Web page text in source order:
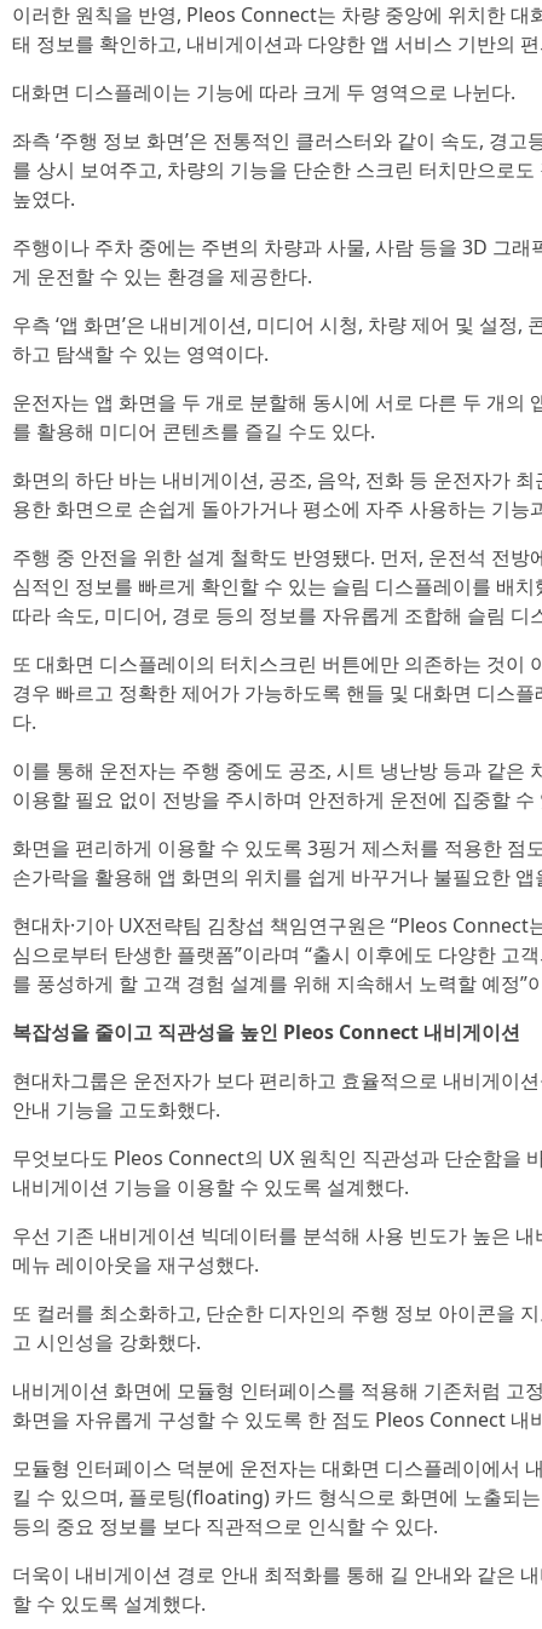
이러한 원칙을 반영, Pleos Connect는 차량 중앙에 위치한 대
태 정보를 확인하고, 내비게이션과 다양한 앱 서비스 기반의
대화면 디스플레이는 기능에 따라 크게 두 영역으로 나뉜다.
좌측 ‘주행 정보 화면’은 전통적인 클러스터와 같이 속도, 경고
를 상시 보여주고, 차량의 기능을 단순한 스크린 터치만으로
높였다.
주행이나 주차 중에는 주변의 차량과 사물, 사람 등을 3D 그
게 운전할 수 있는 환경을 제공한다.
우측 ‘앱 화면’은 내비게이션, 미디어 시청, 차량 제어 및 설정,
하고 탐색할 수 있는 영역이다.
운전자는 앱 화면을 두 개로 분할해 동시에 서로 다른 두 개의
를 활용해 미디어 콘텐츠를 즐길 수도 있다.
화면의 하단 바는 내비게이션, 공조, 음악, 전화 등 운전자가
용한 화면으로 손쉽게 돌아가거나 평소에 자주 사용하는 기능
주행 중 안전을 위한 설계 철학도 반영됐다. 먼저, 운전석 전
심적인 정보를 빠르게 확인할 수 있는 슬림 디스플레이를 배
따라 속도, 미디어, 경로 등의 정보를 자유롭게 조합해 슬림 디
또 대화면 디스플레이의 터치스크린 버튼에만 의존하는 것이
경우 빠르고 정확한 제어가 가능하도록 핸들 및 대화면 디스
다.
이를 통해 운전자는 주행 중에도 공조, 시트 냉난방 등과 같은
이용할 필요 없이 전방을 주시하며 안전하게 운전에 집중할 수
화면을 편리하게 이용할 수 있도록 3핑거 제스처를 적용한 점
손가락을 활용해 앱 화면의 위치를 쉽게 바꾸거나 불필요한
현대차·기아 UX전략팀 김창섭 책임연구원은 “Pleos
심으로부터 탄생한 플랫폼”이라며 “출시 이후에도 다양한 고
를 풍성하게 할 고객 경험 설계를 위해 지속해서 노력할 예정”
복잡성을 줄이고 직관성을 높인 Pleos Connect 내비게이션
현대차그룹은 운전자가 보다 편리하고 효율적으로 내비게이
안내 기능을 고도화했다.
무엇보다도 Pleos Connect의 UX 원칙인 직관성과 단순함을
내비게이션 기능을 이용할 수 있도록 설계했다.
우선 기존 내비게이션 빅데이터를 분석해 사용 빈도가 높은
메뉴 레이아웃을 재구성했다.
또 컬러를 최소화하고, 단순한 디자인의 주행 정보 아이콘을
고 시인성을 강화했다.
내비게이션 화면에 모듈형 인터페이스를 적용해 기존처럼 고
화면을 자유롭게 구성할 수 있도록 한 점도 Pleos Connect 내
모듈형 인터페이스 덕분에 운전자는 대화면 디스플레이에서
킬 수 있으며, 플로팅(floating) 카드 형식으로 화면에 노출되
등의 중요 정보를 보다 직관적으로 인식할 수 있다.
더욱이 내비게이션 경로 안내 최적화를 통해 길 안내와 같은
할 수 있도록 설계했다.